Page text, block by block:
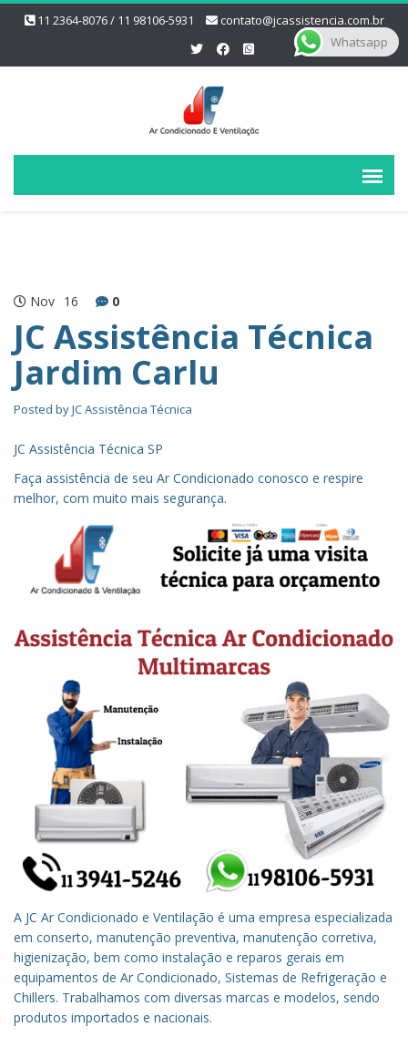
11 2364-8076 / 11 98106-5931 contato@jcassistencia.com.br
Nov 16 0
JC Assistência Técnica
Jardim Carlu
Posted byJC Assistência Técnica
JC Assistência Técnica SP
Faça assistência de seu Ar Condicionado conosco e respire
melhor, com muito mais segurança.
A JC Ar Condicionado e Ventilação é uma empresa especializada
em conserto, manutenção preventiva, manutenção corretiva,
higienização, bem como instalação e reparos gerais em
equipamentos de Ar Condicionado, Sistemas de Refrigeração e
Chillers. Trabalhamos com diversas marcas e modelos, sendo
produtos importados e nacionais.
Whatsapp